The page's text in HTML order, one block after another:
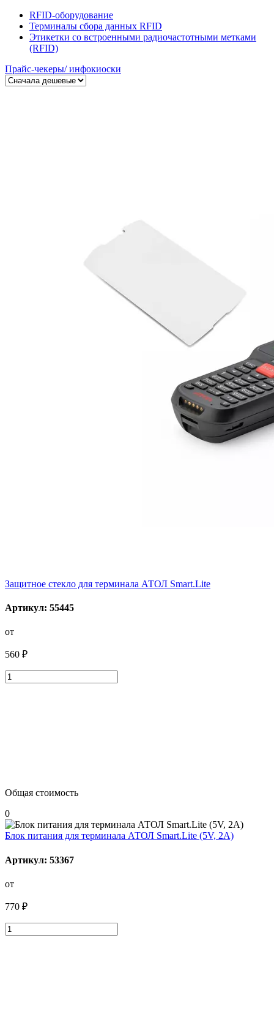
RFID-оборудование
Терминалы сбора данных RFID
Этикетки со встроенными радиочастотными метками
(RFID)
Прайс-чекеры/ инфокиоски
Защитное стекло для терминала АТОЛ Smart.Lite
Артикул: 55445
от
560 ₽
Общая стоимость
0
Блок питания для терминала АТОЛ Smart.Lite (5V, 2A)
Артикул: 53367
от
770 ₽